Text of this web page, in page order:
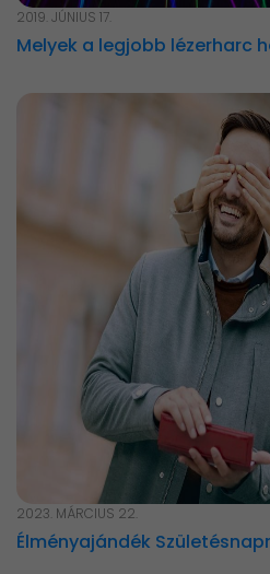
2019. JÚNIUS 17.
Melyek a legjobb lézerharc
2023. MÁRCIUS 22.
Élményajándék